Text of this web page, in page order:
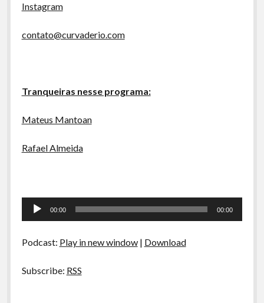
Instagram
contato@curvaderio.com
Tranqueiras nesse programa:
Mateus Mantoan
Rafael Almeida
Tocador
00:00 00:00
Podcast: Play in new window| Download
Subscribe: RSS